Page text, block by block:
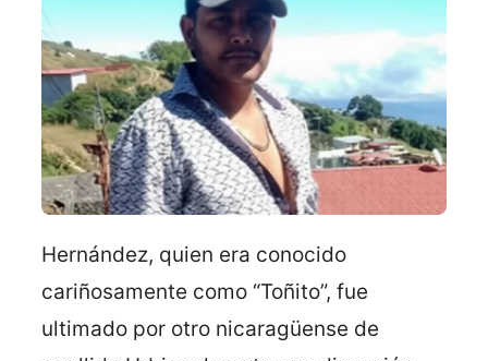
Hernández, quien era conocido
cariñosamente como “Toñito”, fue
ultimado por otro nicaragüense de